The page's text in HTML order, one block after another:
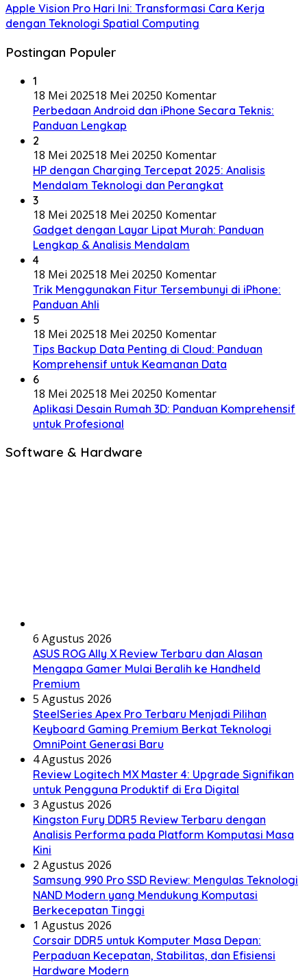
Apple Vision Pro Hari Ini: Transformasi Cara Kerja
dengan Teknologi Spatial Computing
Postingan Populer
1
18 Mei 202518 Mei 20250 Komentar
Perbedaan Android dan iPhone Secara Teknis:
Panduan Lengkap
2
18 Mei 202518 Mei 20250 Komentar
HP dengan Charging Tercepat 2025: Analisis
Mendalam Teknologi dan Perangkat
3
18 Mei 202518 Mei 20250 Komentar
Gadget dengan Layar Lipat Murah: Panduan
Lengkap & Analisis Mendalam
4
18 Mei 202518 Mei 20250 Komentar
Trik Menggunakan Fitur Tersembunyi di iPhone:
Panduan Ahli
5
18 Mei 202518 Mei 20250 Komentar
Tips Backup Data Penting di Cloud: Panduan
Komprehensif untuk Keamanan Data
6
18 Mei 202518 Mei 20250 Komentar
Aplikasi Desain Rumah 3D: Panduan Komprehensif
untuk Profesional
Software & Hardware
6 Agustus 2026
ASUS ROG Ally X Review Terbaru dan Alasan
Mengapa Gamer Mulai Beralih ke Handheld
Premium
5 Agustus 2026
SteelSeries Apex Pro Terbaru Menjadi Pilihan
Keyboard Gaming Premium Berkat Teknologi
OmniPoint Generasi Baru
4 Agustus 2026
Review Logitech MX Master 4: Upgrade Signifikan
untuk Pengguna Produktif di Era Digital
3 Agustus 2026
Kingston Fury DDR5 Review Terbaru dengan
Analisis Performa pada Platform Komputasi Masa
Kini
2 Agustus 2026
Samsung 990 Pro SSD Review: Mengulas Teknologi
NAND Modern yang Mendukung Komputasi
Berkecepatan Tinggi
1 Agustus 2026
Corsair DDR5 untuk Komputer Masa Depan:
Perpaduan Kecepatan, Stabilitas, dan Efisiensi
Hardware Modern